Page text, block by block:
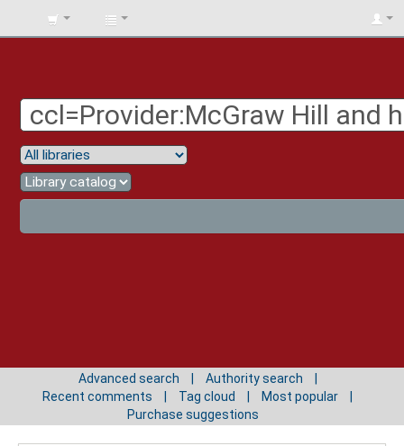
BIBLIOTECA
Advanced search
Authority search
Recent comments
Tag cloud
Most popular
Purchase suggestions